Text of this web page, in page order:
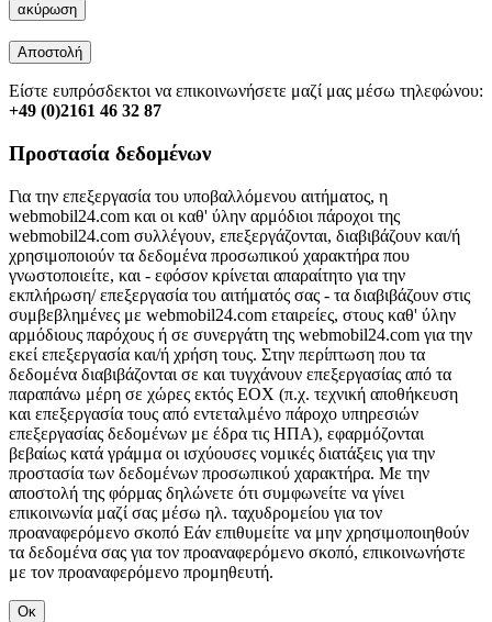
ακύρωση
Αποστολή
Είστε ευπρόσδεκτοι να επικοινωνήσετε μαζί μας μέσω τηλεφώνου:
+49 (0)2161 46 32 87
Προστασία δεδομένων
Για την επεξεργασία του υποβαλλόμενου αιτήματος, η
webmobil24.com και οι καθ' ύλην αρμόδιοι πάροχοι της
webmobil24.com συλλέγουν, επεξεργάζονται, διαβιβάζουν και/ή
χρησιμοποιούν τα δεδομένα προσωπικού χαρακτήρα που
γνωστοποιείτε, και - εφόσον κρίνεται απαραίτητο για την
εκπλήρωση/ επεξεργασία του αιτήματός σας - τα διαβιβάζουν στις
συμβεβλημένες με webmobil24.com εταιρείες, στους καθ' ύλην
αρμόδιους παρόχους ή σε συνεργάτη της webmobil24.com για την
εκεί επεξεργασία και/ή χρήση τους. Στην περίπτωση που τα
δεδομένα διαβιβάζονται σε και τυγχάνουν επεξεργασίας από τα
παραπάνω μέρη σε χώρες εκτός ΕΟΧ (π.χ. τεχνική αποθήκευση
και επεξεργασία τους από εντεταλμένο πάροχο υπηρεσιών
επεξεργασίας δεδομένων με έδρα τις ΗΠΑ), εφαρμόζονται
βεβαίως κατά γράμμα οι ισχύουσες νομικές διατάξεις για την
προστασία των δεδομένων προσωπικού χαρακτήρα. Με την
αποστολή της φόρμας δηλώνετε ότι συμφωνείτε να γίνει
επικοινωνία μαζί σας μέσω ηλ. ταχυδρομείου για τον
προαναφερόμενο σκοπό Εάν επιθυμείτε να μην χρησιμοποιηθούν
τα δεδομένα σας για τον προαναφερόμενο σκοπό, επικοινωνήστε
με τον προαναφερόμενο προμηθευτή.
Οκ